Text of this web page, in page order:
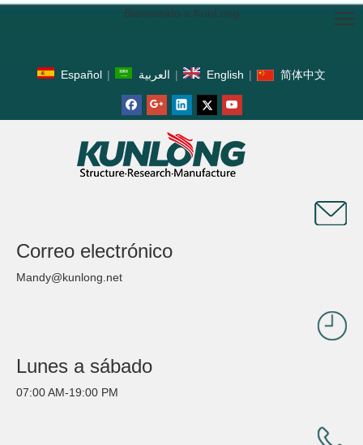
Bienvenido a KunLong
Español | العربية | English | 简体中文
Correo electrónico
Mandy@kunlong.net
Lunes a sábado
07:00 AM-19:00 PM